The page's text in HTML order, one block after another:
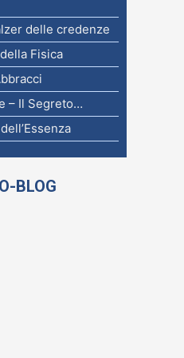
delle credenze
Fisica
– Il Segreto…
BLOG